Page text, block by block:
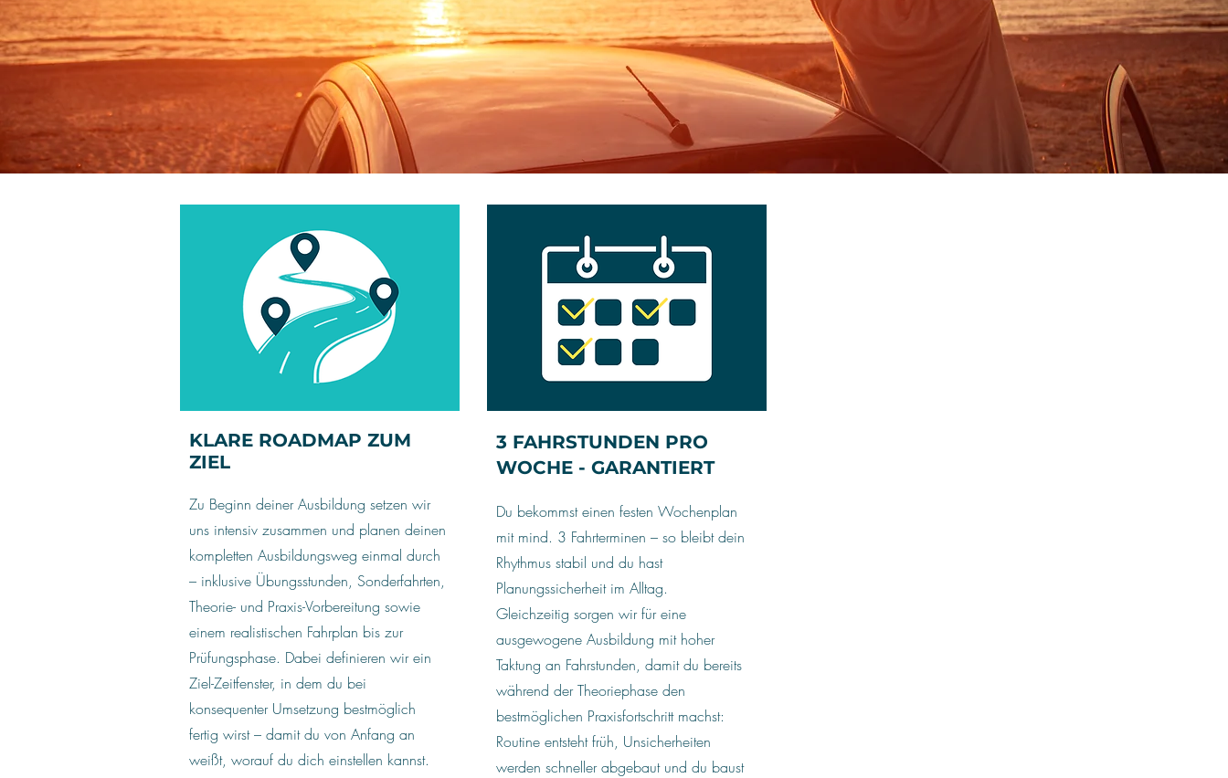
KLARE ROADMAP ZUM
ZIEL
Zu Beginn deiner Ausbildung setzen wir
uns intensiv zusammen und planen deinen
kompletten Ausbildungsweg einmal durch
– inklusive Übungsstunden, Sonderfahrten,
Theorie- und Praxis-Vorbereitung sowie
einem realistischen Fahrplan bis zur
Prüfungsphase. Dabei definieren wir ein
Ziel-Zeitfenster, in dem du bei
konsequenter Umsetzung bestmöglich
fertig wirst – damit du von Anfang an
weißt, worauf du dich einstellen kannst.
3 FAHRSTUNDEN PRO
WOCHE - GARANTIERT
Du bekommst einen festen Wochenplan
mit mind. 3 Fahrterminen – so bleibt dein
Rhythmus stabil und du hast
Planungssicherheit im Alltag.
Gleichzeitig sorgen wir für eine
ausgewogene Ausbildung mit hoher
Taktung an Fahrstunden, damit du bereits
während der Theoriephase den
bestmöglichen Praxisfortschritt machst:
Routine entsteht früh, Unsicherheiten
werden schneller abgebaut und du baust